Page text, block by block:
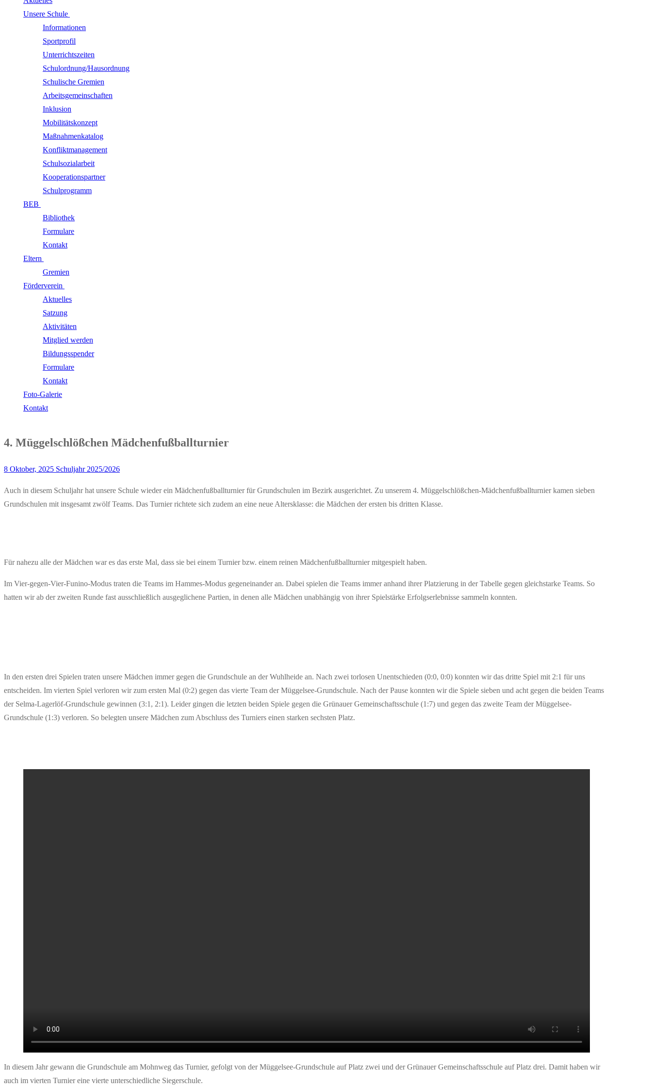
Unsere Schule
Informationen
Sportprofil
Unterrichtszeiten
Schulordnung/Hausordnung
Schulische Gremien
Arbeitsgemeinschaften
Inklusion
Mobilitätskonzept
Maßnahmenkatalog
Konfliktmanagement
Schulsozialarbeit
Kooperationspartner
Schulprogramm
BEB
Bibliothek
Formulare
Kontakt
Eltern
Gremien
Förderverein
Aktuelles
Satzung
Aktivitäten
Mitglied werden
Bildungsspender
Formulare
Kontakt
Foto-Galerie
Kontakt
4. Müggelschlößchen Mädchenfußballturnier
8 Oktober, 2025 Schuljahr 2025/2026
Auch in diesem Schuljahr hat unsere Schule wieder ein Mädchenfußballturnier für Grundschulen im Bezirk ausgerichtet. Zu unserem 4. Müggelschlößchen-Mädchenfußballturnier kamen sieben
Grundschulen mit insgesamt zwölf Teams. Das Turnier richtete sich zudem an eine neue Altersklasse: die Mädchen der ersten bis dritten Klasse.
Für nahezu alle der Mädchen war es das erste Mal, dass sie bei einem Turnier bzw. einem reinen Mädchenfußballturnier mitgespielt haben.
Im Vier-gegen-Vier-Funino-Modus traten die Teams im Hammes-Modus gegeneinander an. Dabei spielen die Teams immer anhand ihrer Platzierung in der Tabelle gegen gleichstarke Teams. So
hatten wir ab der zweiten Runde fast ausschließlich ausgeglichene Partien, in denen alle Mädchen unabhängig von ihrer Spielstärke Erfolgserlebnisse sammeln konnten.
In den ersten drei Spielen traten unsere Mädchen immer gegen die Grundschule an der Wuhlheide an. Nach zwei torlosen Unentschieden (0:0, 0:0) konnten wir das dritte Spiel mit 2:1 für uns
entscheiden. Im vierten Spiel verloren wir zum ersten Mal (0:2) gegen das vierte Team der Müggelsee-Grundschule. Nach der Pause konnten wir die Spiele sieben und acht gegen die beiden Teams
der Selma-Lagerlöf-Grundschule gewinnen (3:1, 2:1). Leider gingen die letzten beiden Spiele gegen die Grünauer Gemeinschaftsschule (1:7) und gegen das zweite Team der Müggelsee-
Grundschule (1:3) verloren. So belegten unsere Mädchen zum Abschluss des Turniers einen starken sechsten Platz.
In diesem Jahr gewann die Grundschule am Mohnweg das Turnier, gefolgt von der Müggelsee-Grundschule auf Platz zwei und der Grünauer Gemeinschaftsschule auf Platz drei. Damit haben wir
auch im vierten Turnier eine vierte unterschiedliche Siegerschule.